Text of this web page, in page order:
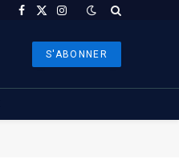
Facebook
X
Instagram
S'ABONNER